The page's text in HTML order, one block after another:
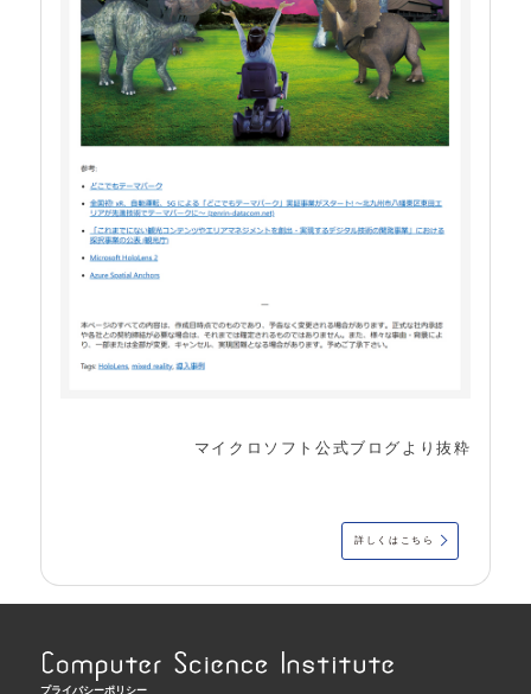
マイクロソフト公式ブログより抜粋
詳しくはこちら
プライバシーポリシー